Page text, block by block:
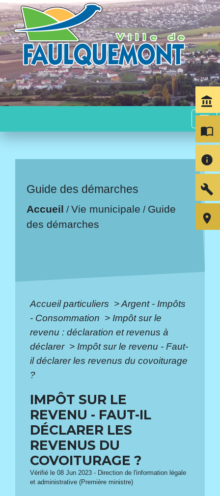
menu
Guide des démarches
Accueil /Vie municipale / Guide
des démarches
Accueil particuliers >Argent - Impôts
- Consommation > Impôt sur le
revenu : déclaration et revenus à
déclarer > Impôt sur le revenu - Faut-
il déclarer les revenus du covoiturage
?
IMPÔT SUR LE
REVENU - FAUT-IL
DÉCLARER LES
REVENUS DU
COVOITURAGE ?
Vérifié le 08 Jun 2023 - Direction de l'information légale
et administrative (Première ministre)
account_balance
import_contacts
info
build
room